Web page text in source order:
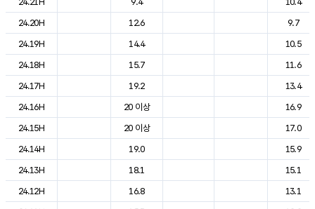
24.20H
12.6
9.7
24.19H
14.4
10.5
24.18H
15.7
11.6
24.17H
19.2
13.4
24.16H
20 이상
16.9
24.15H
20 이상
17.0
24.14H
19.0
15.9
24.13H
18.1
15.1
24.12H
16.8
13.1